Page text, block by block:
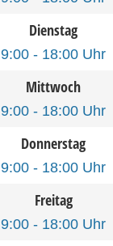
Dienstag
9:00 - 18:00 Uhr
Mittwoch
9:00 - 18:00 Uhr
Donnerstag
9:00 - 18:00 Uhr
Freitag
9:00 - 18:00 Uhr